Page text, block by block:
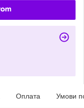
Оплата Умови